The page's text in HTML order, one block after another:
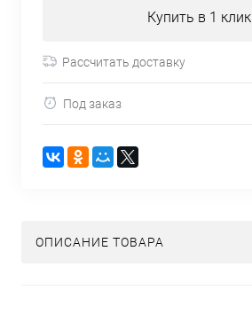
Купить в 1 клик
Рассчитать доставку
Под заказ
ОПИСАНИЕ ТОВАРА